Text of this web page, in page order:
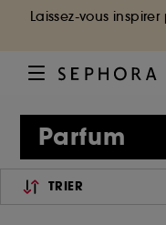
Laissez-vous
Parfum
TRIER